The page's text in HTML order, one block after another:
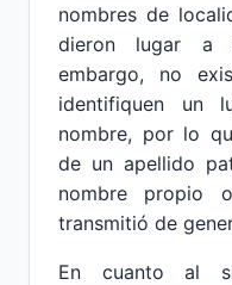
nombres de
dieron lugar a
embargo, no
identifiquen un
nombre, por lo
de un apellido
nombre propio
transmitió de
En cuanto al